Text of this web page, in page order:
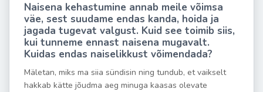
Naisena kehastumine annab meile võimsa
väe, sest suudame endas kanda, hoida ja
jagada tugevat valgust. Kuid see toimib siis,
kui tunneme ennast naisena mugavalt.
Kuidas endas naiselikkust võimendada?
Mäletan, miks ma siia sündisin ning tundub, et vaikselt
hakkab kätte jõudma aeg minuga kaasas olevate